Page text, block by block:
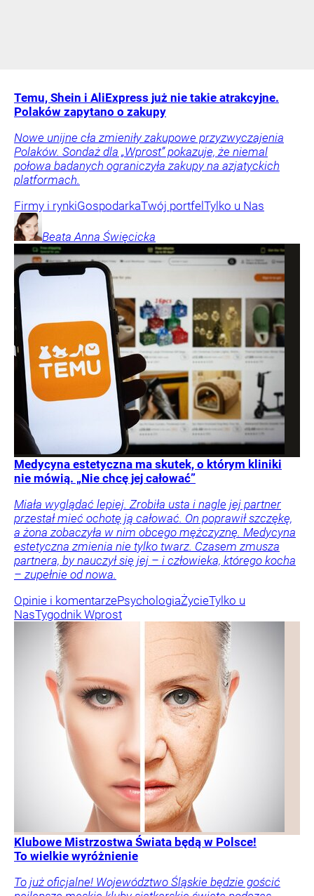
Temu, Shein i AliExpress już nie takie atrakcyjne.
Polaków zapytano o zakupy
Nowe unijne cła zmieniły zakupowe przyzwyczajenia
Polaków. Sondaż dla „Wprost” pokazuje, że niemal
połowa badanych ograniczyła zakupy na azjatyckich
platformach.
Firmy i rynkiGospodarkaTwój portfelTylko u Nas
Beata Anna Święcicka
Medycyna estetyczna ma skutek, o którym kliniki
nie mówią. „Nie chcę jej całować”
Miała wyglądać lepiej. Zrobiła usta i nagle jej partner
przestał mieć ochotę ją całować. On poprawił szczękę,
a żona zobaczyła w nim obcego mężczyznę. Medycyna
estetyczna zmienia nie tylko twarz. Czasem zmusza
partnera, by nauczył się jej – i człowieka, którego kocha
– zupełnie od nowa.
Opinie i komentarzePsychologiaŻycieTylko u
NasTygodnik Wprost
Klubowe Mistrzostwa Świata będą w Polsce!
To wielkie wyróżnienie
To już oficjalne! Województwo Śląskie będzie gościć